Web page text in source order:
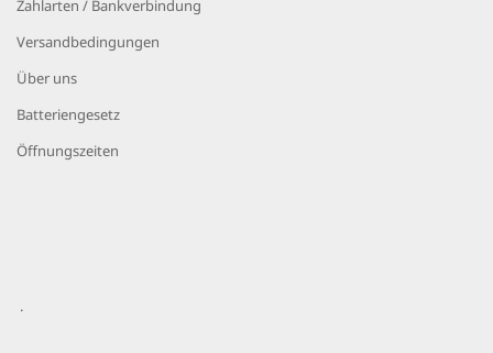
Zahlarten / Bankverbindung
Versandbedingungen
Über uns
Batteriengesetz
Öffnungszeiten
.